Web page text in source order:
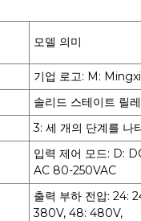
모델 의미
기업 로고: M:
솔리드 스테이트 릴
3: 세 개의 단계를 나
입력 제어 모드: D:
AC 80-250VAC
출력 부하 전압: 24:
380V, 48: 480V,